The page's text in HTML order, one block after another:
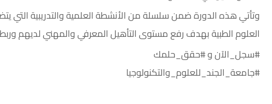
وتأتي هذه الدورة ضمن سلسلة من الأنشطة العلمية والتدريبية التي
العلوم الطبية بهدف رفع مستوى التأهيل المعرفي والمهني لديهم
#سجل_الآن و #حقق_حلمك
#جامعة_الجند_للعلوم_والتكنولوجيا